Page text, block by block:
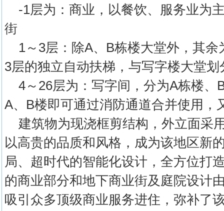
-1层为：商业，以餐饮、服务业为
街
1～3层：除A、B栋楼大堂外，其余
3层的独立自动扶梯，与写字楼大堂划
4～26层为：写字间，分为A栋楼、
A、B楼即可通过消防通道合并使用，
建筑物为现浇框剪结构，外立面采
以高贵的品质和风格，成为该地区新
局、超时代的智能化设计，全方位打
的商业部分和地下商业街及庭院设计
吸引众多顶级商业服务进住，弥补了